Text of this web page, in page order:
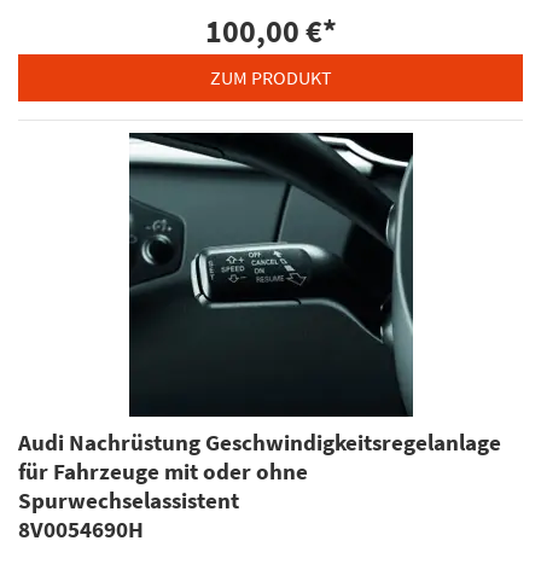
100,00 €*
ZUM PRODUKT
Audi Nachrüstung Geschwindigkeitsregelanlage
für Fahrzeuge mit oder ohne
Spurwechselassistent
8V0054690H